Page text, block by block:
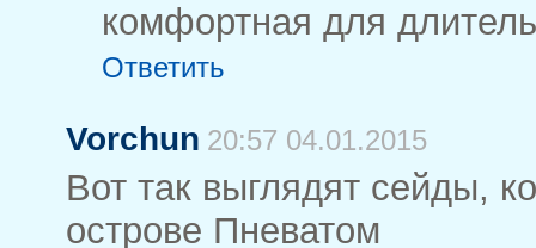
комфортная для
Ответить
Vorchun 20:57 04.01.2015
Вот так выглядят сейды,
острове Пневатом